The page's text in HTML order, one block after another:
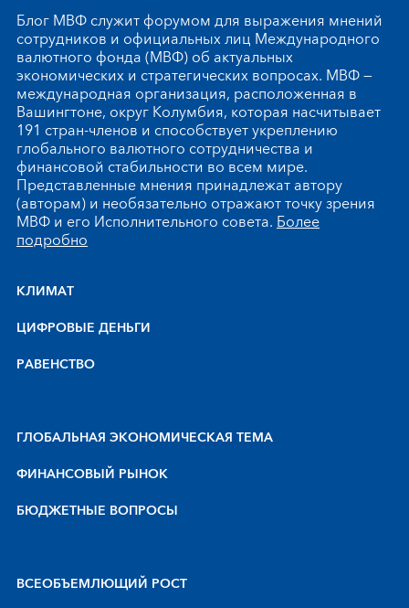
Блог МВФ служит форумом для выражения мнений
сотрудников и официальных лиц Международного
валютного фонда (МВФ) об актуальных
экономических и стратегических вопросах. МВФ —
международная организация, расположенная в
Вашингтоне, округ Колумбия, которая насчитывает
191 стран-членов и способствует укреплению
глобального валютного сотрудничества и
финансовой стабильности во всем мире.
Представленные мнения принадлежат автору
(авторам) и необязательно отражают точку зрения
МВФ и его Исполнительного совета.Более
подробно
КЛИМАТ
ЦИФРОВЫЕ ДЕНЬГИ
РАВЕНСТВО
ГЛОБАЛЬНАЯ ЭКОНОМИЧЕСКАЯ ТЕМА
ФИНАНСОВЫЙ РЫНОК
БЮДЖЕТНЫЕ ВОПРОСЫ
BCEOБЪEMЛЮЩИЙ POCT